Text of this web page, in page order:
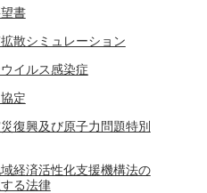
書
散シミュレーション
イルス感染症
定
復興及び原子力問題特別
経済活性化支援機構法の
る法律